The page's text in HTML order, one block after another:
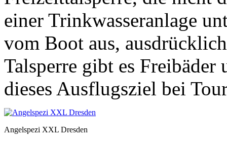
einer Trinkwasseranlage
vom Boot aus,
Talsperre gibt es Freibäder
dieses Ausflugsziel bei
Angelspezi XXL Dresden